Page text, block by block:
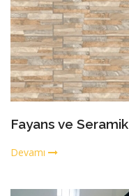
Fayans ve Seramik
Devamı